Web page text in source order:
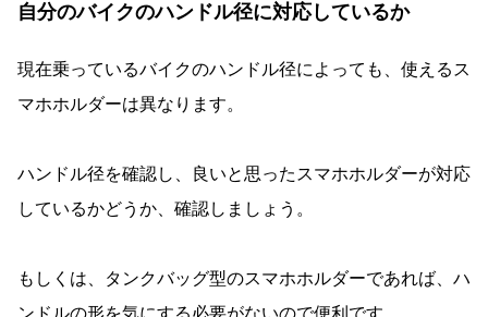
自分のバイクのハンドル径に対応しているか
現在乗っているバイクのハンドル径によっても、使えるス
マホホルダーは異なります。
ハンドル径を確認し、良いと思ったスマホホルダーが対応
しているかどうか、確認しましょう。
もしくは、タンクバッグ型のスマホホルダーであれば、ハ